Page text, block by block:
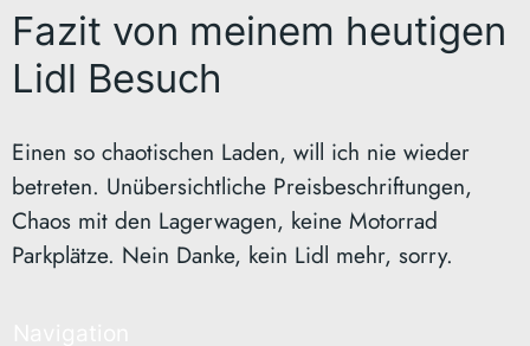
Fazit von meinem heutigen
Lidl Besuch
Einen so chaotischen Laden, will ich nie wieder
betreten. Unübersichtliche Preisbeschriftungen,
Chaos mit den Lagerwagen, keine Motorrad
Parkplätze. Nein Danke, kein Lidl mehr, sorry.